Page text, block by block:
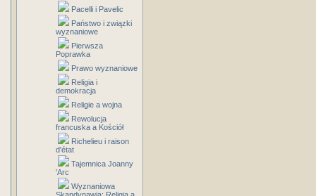
Pacelli i Pavelic
Państwo i związki
wyznaniowe
Pierwsza
Poprawka
Prawo wyznaniowe
Religia i
demokracja
Religie a wojna
Rewolucja
francuska a Kościół
Richelieu i raison
d'état
Tajemnica Joanny
'Arc
Wyznaniowa